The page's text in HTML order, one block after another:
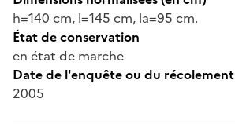
h=140 cm, l=145 cm, la=95 cm.
État de conservation
en état de marche
Date de l'enquête ou du récolement
2005